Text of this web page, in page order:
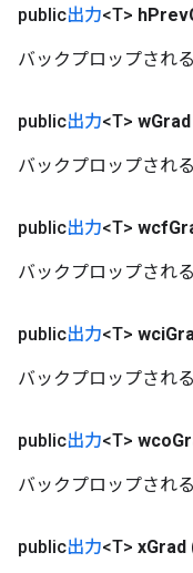
public出力<T> hPrev
バックプロップされ
public出力<T> wGrad
バックプロップされ
public出力<T> wcf
バックプロップされ
public出力<T> wci
バックプロップされ
public出力<T> wco
バックプロップされ
public出力<T> xGrad